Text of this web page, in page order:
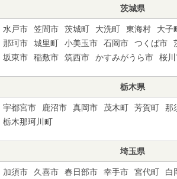
茨城県
水戸市 笠間市 茨城町 大洗町 東海村 大子
那珂市
城里町 小美玉市 石岡市 つくば市
坂東市
稲敷市 筑西市 かすみがうら市 桜
栃木県
宇都宮市 鹿沼市 真岡市 茂木町 芳賀町
那
栃木那珂川町
埼玉県
加須市 久喜市 春日部市 幸手市 宮代町 白